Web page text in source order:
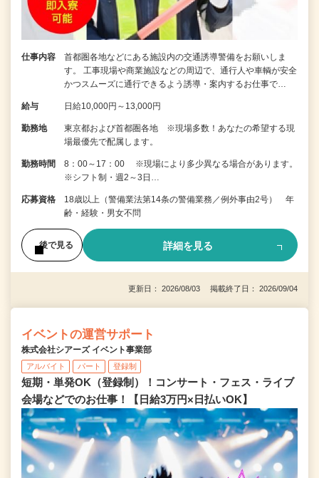
仕事内容
首都圏各地などにある施設内の交通誘導警備をお願いしま
す。 工事現場や商業施設などの周辺で、通行人や車輌が安全
かつスムーズに通行できるよう誘導・案内するお仕事で…
給与 日給10,000円～13,000円
勤務地
東京都および首都圏各地 ※現場多数！あなたの希望する現
場最優先で配属します。
勤務時間
8：00～17：00 ※現場により多少異なる場合があります。
※シフト制・週2～3日…
応募資格
18歳以上（警備業法第14条の警備業務／例外事由2号） 年
齢・経験・男女不問
後で見る 詳細を見る
更新日： 2026/08/03 掲載終了日： 2026/09/04
イベントの運営サポート
株式会社シアーズ イベント事業部
アルバイト パート 登録制
短期・単発OK（登録制）！コンサート・フェス・ライブ
会場などでのお仕事！【日給3万円×日払いOK】